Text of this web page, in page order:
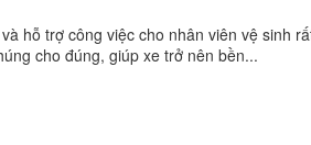
hỗ trợ công việc cho nhân viên vệ sinh
cho đúng, giúp xe trở nên bền...